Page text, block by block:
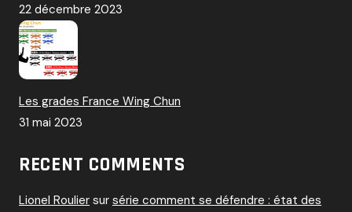
22 décembre 2023
Les grades France Wing Chun
31 mai 2023
RECENT COMMENTS
Lionel Roulier sur série comment se défendre : état des